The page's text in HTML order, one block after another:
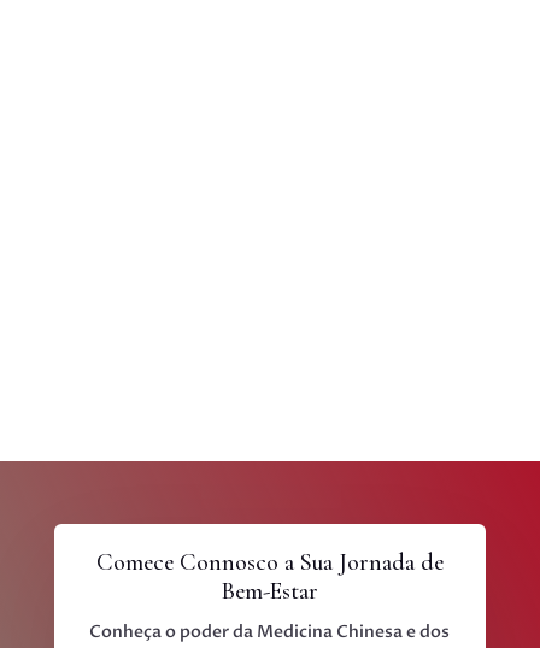
Comece Connosco a Sua Jornada de
Bem-Estar
Conheça o poder da Medicina Chinesa e dos